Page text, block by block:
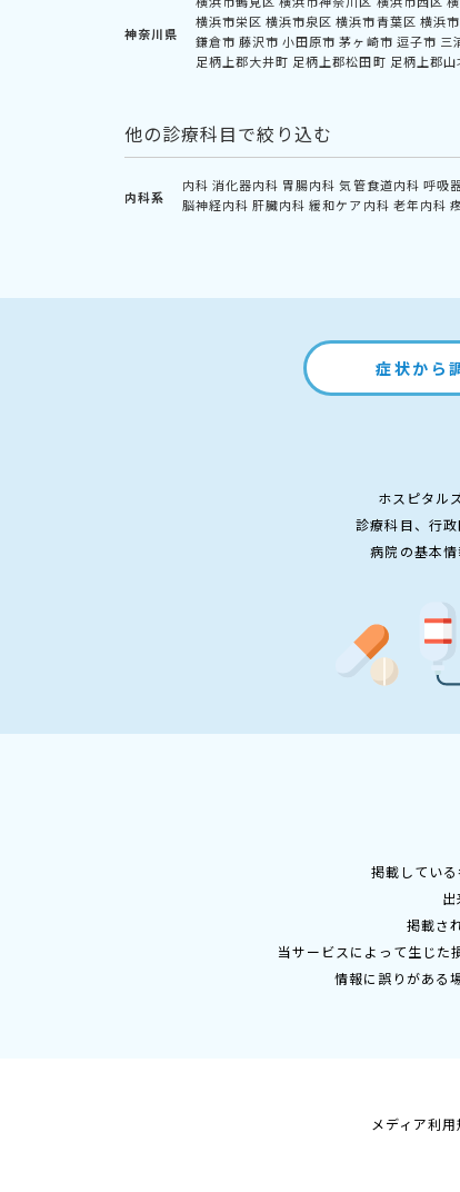
神奈川県
横浜市栄区 横浜市泉区 横浜市青葉区 横浜
鎌倉市 藤沢市 小田原市 茅ヶ崎市 逗子市 三
足柄上郡大井町 足柄上郡松田町 足柄上郡山
他の診療科目で絞り込む
内科系
内科 消化器内科 胃腸内科 気管食道内科 呼吸
脳神経内科 肝臓内科 緩和ケア内科 老年内科
症状から
ホスピタル
診療科目、行
病院の基本
掲載してい
掲載さ
当サービスによって生じた
情報に誤りがある
メディア利